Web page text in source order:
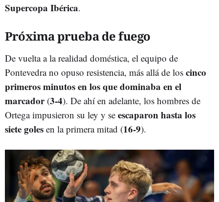
Supercopa Ibérica.
Próxima prueba de fuego
De vuelta a la realidad doméstica, el equipo de
Pontevedra no opuso resistencia, más allá de los cinco
primeros minutos en los que dominaba en el
marcador(3-4). De ahí en adelante, los hombres de
Ortega impusieron su ley y se escaparon hasta los
siete goles en la primera mitad (16-9).